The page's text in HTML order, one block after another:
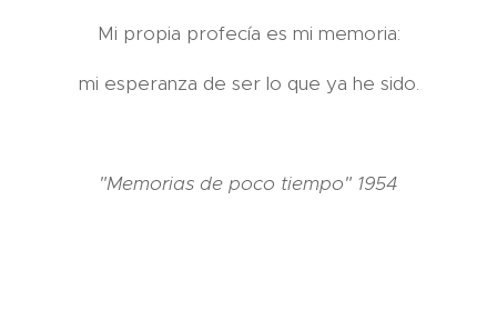
Mi propia profecía es mi memoria:
mi esperanza de ser lo que ya he sido.
"Memorias de poco tiempo" 1954